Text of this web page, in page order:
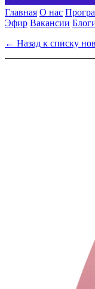
Главная О нас
Эфир Вакансии
← Назад к списку